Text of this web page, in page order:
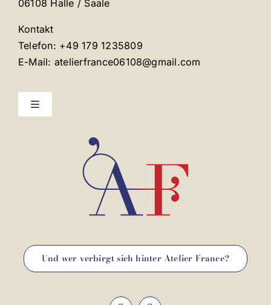
06108 Halle / Saale
Kontakt
Telefon: +49 179 1235809
E-Mail: atelierfrance06108@gmail.com
Toggle
Und wer verbirgt sich hinter Atelier France?